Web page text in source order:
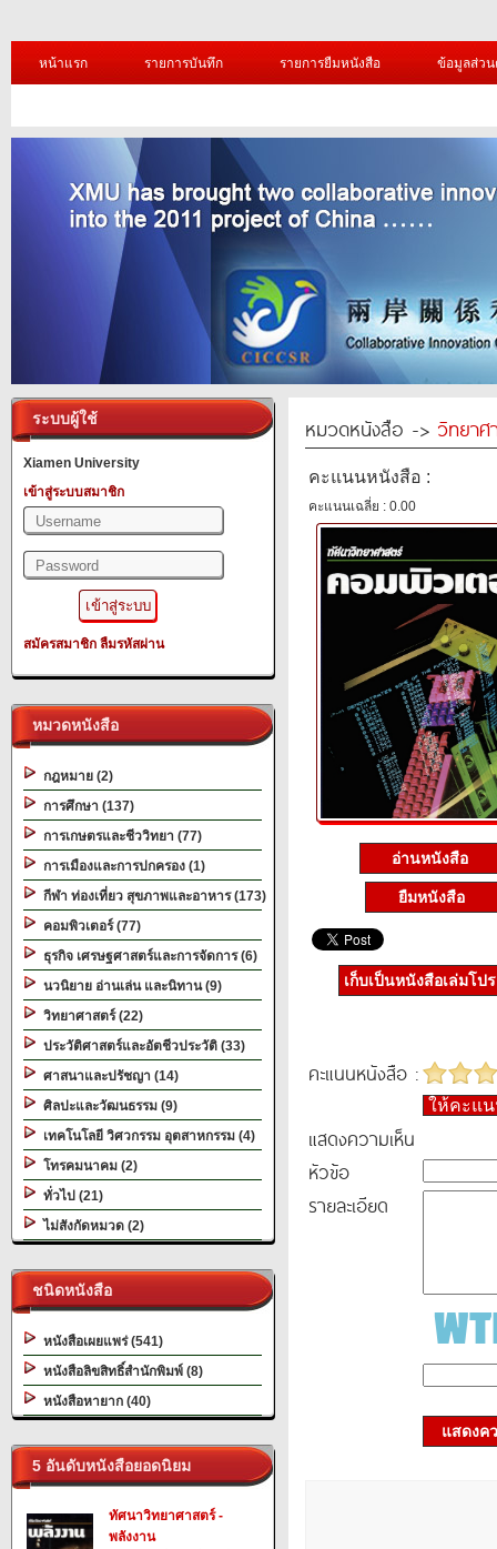
หน้าแรก รายการบันทึก รายการยืมหนังสือ ข้อมูลส่ว
ระบบผู้ใช้
Xiamen University
เข้าสู่ระบบสมาชิก
สมัครสมาชิก ลืมรหัสผ่าน
หมวดหนังสือ
กฎหมาย (2)
การศึกษา (137)
การเกษตรและชีววิทยา (77)
การเมืองและการปกครอง (1)
กีฬา ท่องเที่ยว สุขภาพและอาหาร (173)
คอมพิวเตอร์ (77)
ธุรกิจ เศรษฐศาสตร์และการจัดการ (6)
นวนิยาย อ่านเล่น และนิทาน (9)
วิทยาศาสตร์ (22)
ประวัติศาสตร์และอัตชีวประวัติ (33)
ศาสนาและปรัชญา (14)
ศิลปะและวัฒนธรรม (9)
เทคโนโลยี วิศวกรรม อุตสาหกรรม (4)
โทรคมนาคม (2)
ทั่วไป (21)
ไม่สังกัดหมวด (2)
ชนิดหนังสือ
หนังสือเผยแพร่ (541)
หนังสือลิขสิทธิ์สำนักพิมพ์ (8)
หนังสือหายาก (40)
5 อันดับหนังสือยอดนิยม
ทัศนาวิทยาศาสตร์ -
พลังงาน
หมวดหนังสือ -> วิทยาศ
คะแนนหนังสือ :
คะแนนเฉลี่ย : 0.00
อ่านหนังสือ
ยืมหนังสือ
เก็บเป็นหนังสือเล่มโป
คะแนนหนังสือ :
ให้คะแ
แสดงความเห็น
หัวข้อ
รายละเอียด
แสดงค